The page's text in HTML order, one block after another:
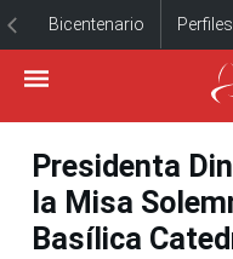
Bicentenario Perfiles
Presidenta
la Misa
Basílica